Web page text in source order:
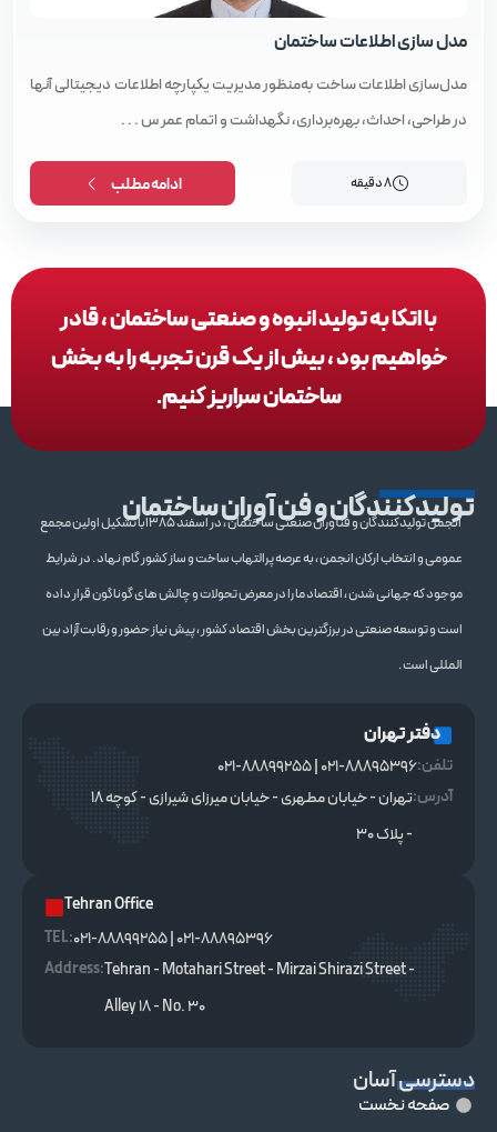
مدل‌ سازی اطلاعات ساختمان
مدل‌سازی اطلاعات ساخت به‌منظور مدیریت یکپارچه اطلاعات دیجیتالی آنها
در طراحی، احداث، بهره‌برداری، نگهداشت و اتمام عمر س . . .
8 دقیقه ادامه مطلب
با اتکا به تولید انبوه و صنعتی ساختمان ، قادر
خواهیم بود ، بیش از یک قرن تجربه را به بخش
ساختمان سراریز کنیم.
تولیدکنندگان و فن آوران ساختمانانجمن تولیدکنندگان و فنآوران صنعتی ساختمان ، در اسفند 1385با تشکیل اولین مجمع
عمومی و انتخاب ارکان انجمن ، به عرصه پرالتهاب ساخت و ساز کشور گام نهاد . در شرایط
موجود که جهانی شدن ، اقتصاد ما را در معرض تحولات و چالش های گوناگون قرار داده
است و توسعه صنعتی در برزگترین بخش اقتصاد کشور ، پیش نیاز حضور و رقابت آزاد بین
المللی است .
دفتر تهران
تلفن:021-88895396 | 021-88899255
آدرس:
تهران - خیابان مطهری - خیابان میرزای شیرازی - کوچه ۱۸
- پلاک ۳۰
Tehran Office
TEL :
021-88895396 | 021-88899255
Address:Tehran - Motahari Street - Mirzai Shirazi Street -
Alley 18 - No. 30
دسترسی آسان
صفحه نخست